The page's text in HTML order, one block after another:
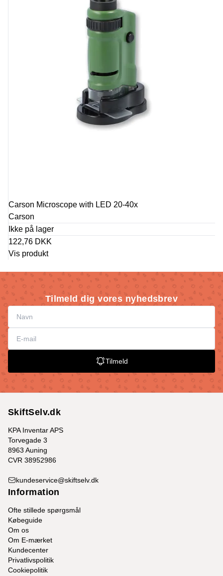
Carson Microscope with LED 20-40x
Carson
Ikke på lager
122,76 DKK
Vis produkt
Tilmeld dig vores nyhedsbrev
Tilmeld
SkiftSelv.dk
KPA Inventar APS
Torvegade 3
8963 Auning
CVR 38952986
kundeservice@skiftselv.dk
Information
Ofte stillede spørgsmål
Købeguide
Om os
Om E-mærket
Kundecenter
Privatlivspolitik
Cookiepolitik